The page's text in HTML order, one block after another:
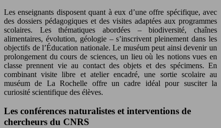
Les enseignants disposent quant à eux d’une offre spécifique, avec
des dossiers pédagogiques et des visites adaptées aux programmes
scolaires. Les thématiques abordées – biodiversité, chaînes
alimentaires, évolution, géologie – s’inscrivent pleinement dans les
objectifs de l’Éducation nationale. Le muséum peut ainsi devenir un
prolongement du cours de sciences, un lieu où les notions vues en
classe prennent vie au contact des objets et des spécimens. En
combinant visite libre et atelier encadré, une sortie scolaire au
muséum de La Rochelle offre un cadre idéal pour susciter la
curiosité scientifique des élèves.
Les conférences naturalistes et interventions de
chercheurs du CNRS